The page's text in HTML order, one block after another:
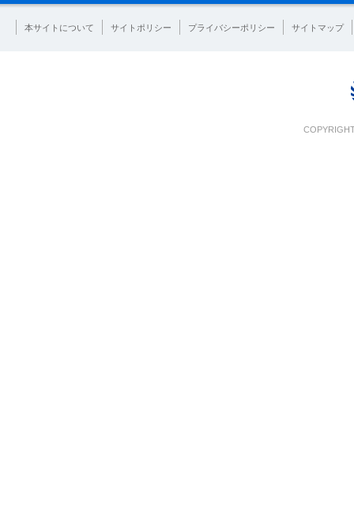
本サイトについて サイトポリシー プライバシーポリシー サイトマップ